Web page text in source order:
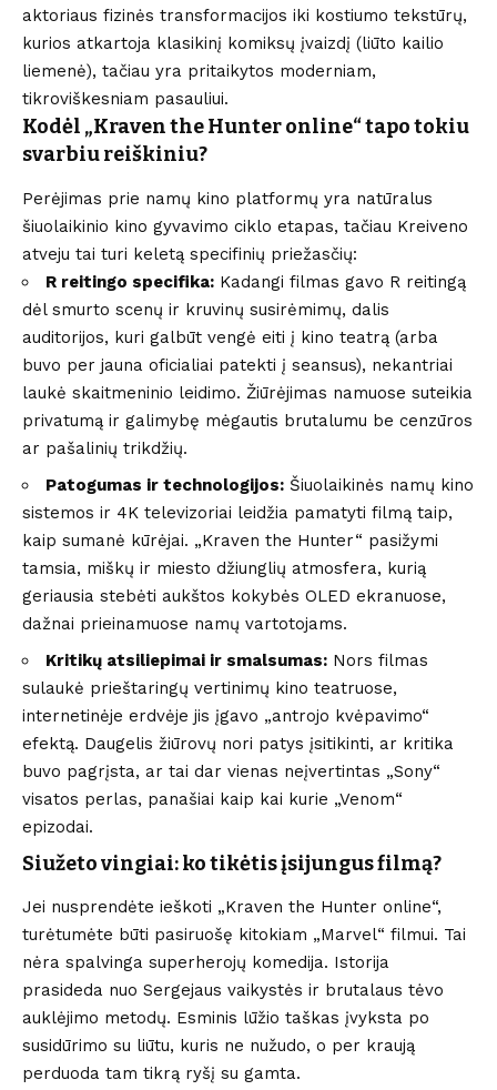
aktoriaus fizinės transformacijos iki kostiumo tekstūrų,
kurios atkartoja klasikinį komiksų įvaizdį (liūto kailio
liemenė), tačiau yra pritaikytos moderniam,
tikroviškesniam pasauliui.
Kodėl „Kraven the Hunter online“ tapo tokiu
svarbiu reiškiniu?
Perėjimas prie namų kino platformų yra natūralus
šiuolaikinio kino gyvavimo ciklo etapas, tačiau Kreiveno
atveju tai turi keletą specifinių priežasčių:
R reitingo specifika: Kadangi filmas gavo R reitingą
dėl smurto scenų ir kruvinų susirėmimų, dalis
auditorijos, kuri galbūt vengė eiti į kino teatrą (arba
buvo per jauna oficialiai patekti į seansus), nekantriai
laukė skaitmeninio leidimo. Žiūrėjimas namuose suteikia
privatumą ir galimybę mėgautis brutalumu be cenzūros
ar pašalinių trikdžių.
Patogumas ir technologijos: Šiuolaikinės namų kino
sistemos ir 4K televizoriai leidžia pamatyti filmą taip,
kaip sumanė kūrėjai. „Kraven the Hunter“ pasižymi
tamsia, miškų ir miesto džiunglių atmosfera, kurią
geriausia stebėti aukštos kokybės OLED ekranuose,
dažnai prieinamuose namų vartotojams.
Kritikų atsiliepimai ir smalsumas: Nors filmas
sulaukė prieštaringų vertinimų kino teatruose,
internetinėje erdvėje jis įgavo „antrojo kvėpavimo“
efektą. Daugelis žiūrovų nori patys įsitikinti, ar kritika
buvo pagrįsta, ar tai dar vienas neįvertintas „Sony“
visatos perlas, panašiai kaip kai kurie „Venom“
epizodai.
Siužeto vingiai: ko tikėtis įsijungus filmą?
Jei nusprendėte ieškoti „Kraven the Hunter online“,
turėtumėte būti pasiruošę kitokiam „Marvel“ filmui. Tai
nėra spalvinga superherojų komedija. Istorija
prasideda nuo Sergejaus vaikystės ir brutalaus tėvo
auklėjimo metodų. Esminis lūžio taškas įvyksta po
susidūrimo su liūtu, kuris ne nužudo, o per kraują
perduoda tam tikrą ryšį su gamta.